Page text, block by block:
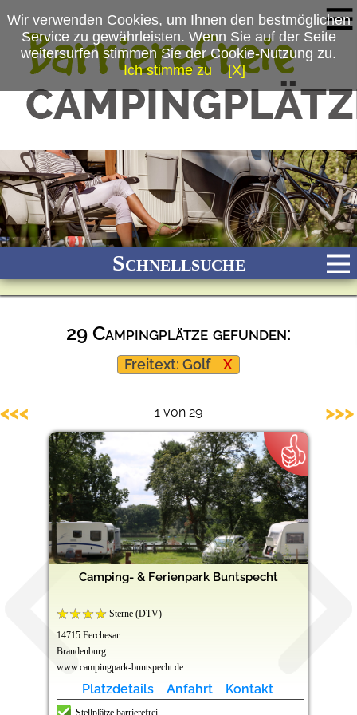
Schnellsuche
Fluss Meer Gebirge See
Wald/Wiesen
Ganzjährig geöffnet
Barrierefreie Campingplätze
29 Campingplätze gefunden:
Freitext: Golf X
Camping- & Ferienpark Buntspecht
Sterne (DTV)
14715 Ferchesar
Brandenburg
www.campingpark-buntspecht.de
Platzdetails Anfahrt Kontakt
Stellplätze barrierefrei
1 von 29
<<< >>>
Wir verwenden Cookies, um Ihnen den bestmöglichen
Service zu gewährleisten. Wenn Sie auf der Seite
weitersurfen stimmen Sie der Cookie-Nutzung zu.
Ich stimme zu
[X]